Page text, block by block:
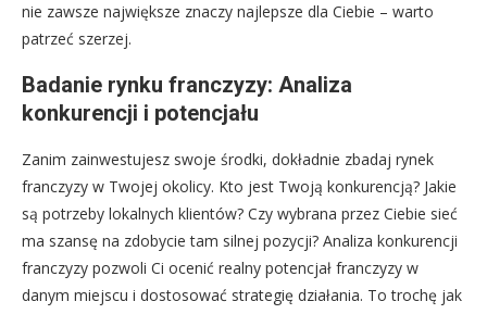
nie zawsze największe znaczy najlepsze dla Ciebie – warto
patrzeć szerzej.
Badanie rynku franczyzy: Analiza
konkurencji i potencjału
Zanim zainwestujesz swoje środki, dokładnie zbadaj rynek
franczyzy w Twojej okolicy. Kto jest Twoją konkurencją? Jakie
są potrzeby lokalnych klientów? Czy wybrana przez Ciebie sieć
ma szansę na zdobycie tam silnej pozycji? Analiza konkurencji
franczyzy pozwoli Ci ocenić realny potencjał franczyzy w
danym miejscu i dostosować strategię działania. To trochę jak